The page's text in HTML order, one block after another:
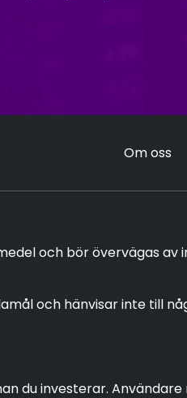
Om oss
och bör övervägas av
och hänvisar inte till
du investerar.